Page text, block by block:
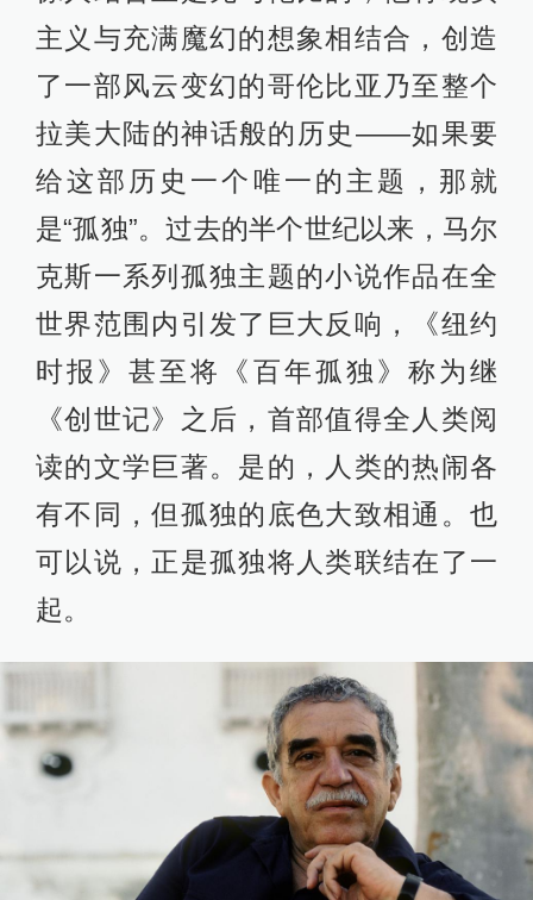
主义与充满魔幻的想象相结合，创造
了一部风云变幻的哥伦比亚乃至整个
拉美大陆的神话般的历史——如果要
给这部历史一个唯一的主题，那就
是“孤独”。过去的半个世纪以来，马尔
克斯一系列孤独主题的小说作品在全
世界范围内引发了巨大反响，《纽约
时报》甚至将《百年孤独》称为继
《创世记》之后，首部值得全人类阅
读的文学巨著。是的，人类的热闹各
有不同，但孤独的底色大致相通。也
可以说，正是孤独将人类联结在了一
起。